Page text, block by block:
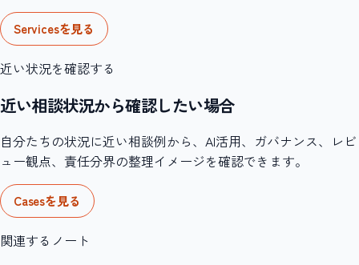
Servicesを見る
近い状況を確認する
近い相談状況から確認したい場合
自分たちの状況に近い相談例から、AI活用、ガバナンス、レビ
ュー観点、責任分界の整理イメージを確認できます。
Casesを見る
関連するノート